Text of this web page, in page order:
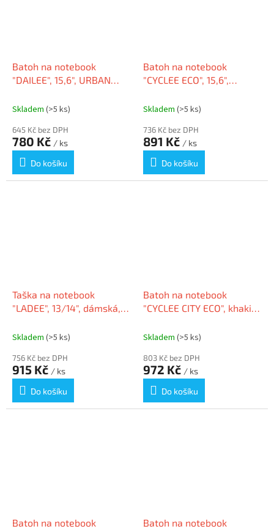
Batoh na notebook
"DAILEE", 15,6", URBAN
Skladem (>5 ks)
645 Kč bez DPH
780 Kč / ks
Do košíku
Batoh na notebook
"CYCLEE ECO", 15,6",
Skladem (>5 ks)
736 Kč bez DPH
891 Kč / ks
Do košíku
Taška na notebook
"LADEE", 13/14", dámská,
Skladem (>5 ks)
756 Kč bez DPH
915 Kč / ks
Do košíku
Batoh na notebook
"CYCLEE CITY ECO", khaki,
ECB35UF
Skladem (>5 ks)
803 Kč bez DPH
972 Kč / ks
Do košíku
Batoh na notebook
Batoh na notebook